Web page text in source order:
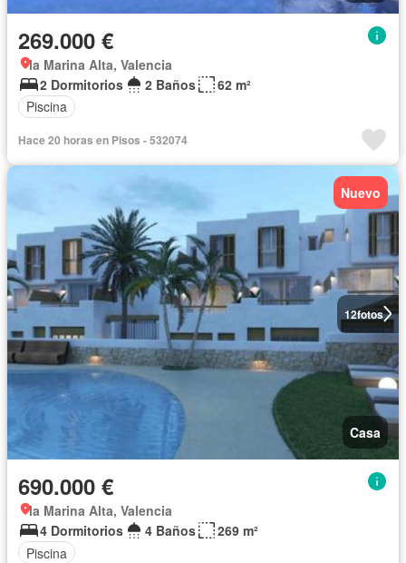
269.000 €
la Marina Alta, Valencia
2 Dormitorios
2 Baños
62 m²
Piscina
Hace 20 horas en Pisos - 532074
12fotos
Nuevo
Casa
690.000 €
la Marina Alta, Valencia
4 Dormitorios
4 Baños
269 m²
Piscina